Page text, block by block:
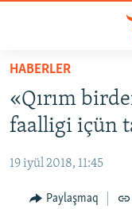
Esas
qaytmaq
Baş
navigatsiyağa
qaytmaq
qaytmaq
SİYASET
İQTİSADİYAT
CEMİYET
MEDENİYET
HABERLER
«Qırım
faalligi içün
19 iyül 2018, 11:45
Paylaşmaq